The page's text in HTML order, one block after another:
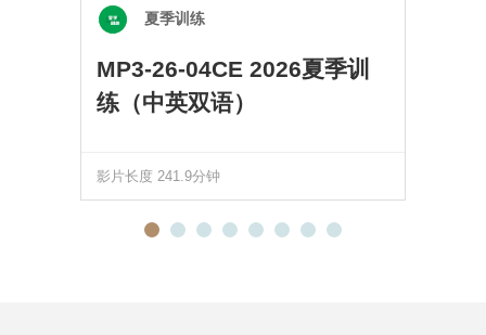
夏季训练
MP3-26-04CE 2026夏季训
练（中英双语）
影片长度 241.9分钟